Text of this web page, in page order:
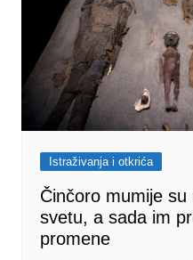
Istraživanja i otkrića
Činčoro mumije
svetu, a sada im
promene